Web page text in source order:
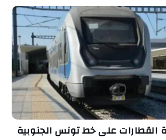
على خط تونس الجنوبية